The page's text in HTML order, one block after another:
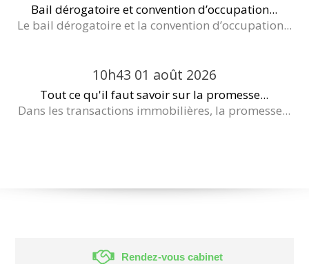
Bail dérogatoire et convention d’occupation...
Le bail dérogatoire et la convention d’occupation...
10h43 01 août 2026
Tout ce qu'il faut savoir sur la promesse...
Dans les transactions immobilières, la promesse...
Rendez-vous cabinet